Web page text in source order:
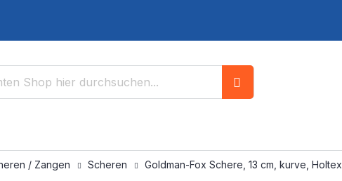
/ Zangen Scheren Goldman-Fox Schere, 13 cm, kurve, Holtex